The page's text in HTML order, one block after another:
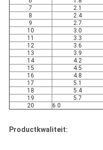
7
2.1
8
2.4
9
2.7
10
3.0
11
3.3
12
3.6
13
3.9
14
4.2
15
4.5
16
4.8
17
5.1
18
5.4
19
5.7
20
6.0
Productkwaliteit: